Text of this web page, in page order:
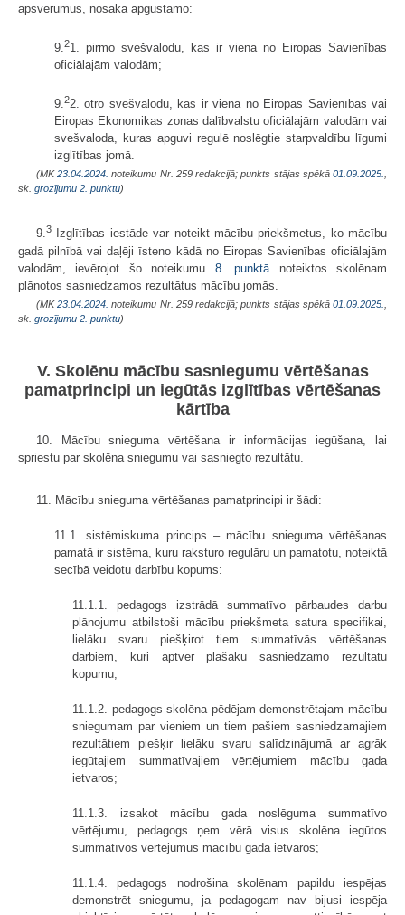
apsvērumus, nosaka apgūstamo:
9. 21. pirmo svešvalodu, kas ir viena no Eiropas Savienības
oficiālajām valodām;
9.22. otro svešvalodu, kas ir viena no Eiropas Savienības vai
Eiropas Ekonomikas zonas dalībvalstu oficiālajām valodām vai
svešvaloda, kuras apguvi regulē noslēgtie starpvaldību līgumi
izglītības jomā.
(MK23.04.2024. noteikumu Nr. 259 redakcijā; punkts stājas spēkā01.09.2025.
sk. grozījumu 2. punktu)
9.3
Izglītības iestāde var noteikt mācību priekšmetus, ko mācību
gadā pilnībā vai daļēji īsteno kādā no Eiropas Savienības oficiālajām
valodām, ievērojot šo noteikumu 8. punktā noteiktos skolēnam
plānotos sasniedzamos rezultātus mācību jomās.
(MK23.04.2024. noteikumu Nr. 259 redakcijā; punkts stājas spēkā01.09.2025.
sk. grozījumu 2. punktu)
V. Skolēnu mācību sasniegumu vērtēšanas
pamatprincipi un iegūtās izglītības vērtēšanas
kārtība
10. Mācību snieguma vērtēšana ir informācijas iegūšana, lai
spriestu par skolēna sniegumu vai sasniegto rezultātu.
11. Mācību snieguma vērtēšanas pamatprincipi ir šādi:
11.1. sistēmiskuma princips – mācību snieguma vērtēšanas
pamatā ir sistēma, kuru raksturo regulāru un pamatotu, noteiktā
secībā veidotu darbību kopums:
11.1.1. pedagogs izstrādā summatīvo pārbaudes darbu
plānojumu atbilstoši mācību priekšmeta satura specifikai,
lielāku svaru piešķirot tiem summatīvās vērtēšanas
darbiem, kuri aptver plašāku sasniedzamo rezultātu
kopumu;
11.1.2. pedagogs skolēna pēdējam demonstrētajam mācību
sniegumam par vieniem un tiem pašiem sasniedzamajiem
rezultātiem piešķir lielāku svaru salīdzinājumā ar agrāk
iegūtajiem summatīvajiem vērtējumiem mācību gada
ietvaros;
11.1.3. izsakot mācību gada noslēguma summatīvo
vērtējumu, pedagogs ņem vērā visus skolēna iegūtos
summatīvos vērtējumus mācību gada ietvaros;
11.1.4. pedagogs nodrošina skolēnam papildu iespējas
demonstrēt sniegumu, ja pedagogam nav bijusi iespēja